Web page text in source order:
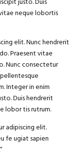
neque lobortis
elit. Nunc hendrerit
Praesent vitae
Nunc consectetur
Integer in enim
Duis hendrerit
lobor tis rutrum.
adipiscing elit.
fe ugiat sapien